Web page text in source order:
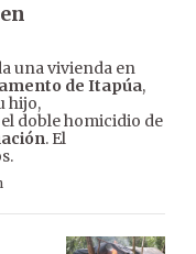
una vivienda en
de Itapúa,
hijo,
doble homicidio de
. El